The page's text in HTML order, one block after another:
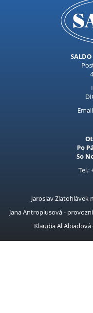
Po
So
Tel.:
Jaroslav Zlatohlávek
Jana Antropiusová -
Klaudia Al